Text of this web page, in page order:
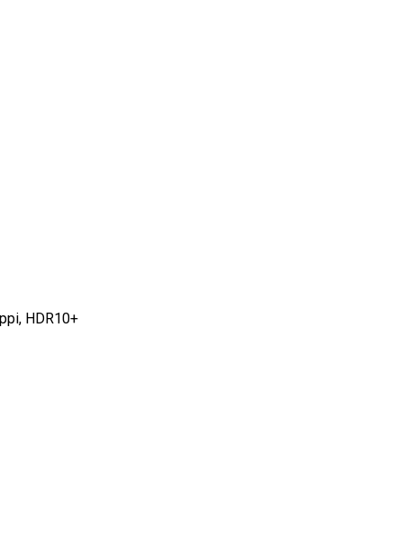
HDR10+